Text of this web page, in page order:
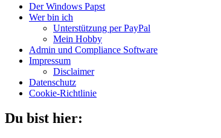
Der Windows Papst
Wer bin ich
Unterstützung per PayPal
Mein Hobby
Admin und Compliance Software
Impressum
Disclaimer
Datenschutz
Cookie-Richtlinie
Du bist hier: